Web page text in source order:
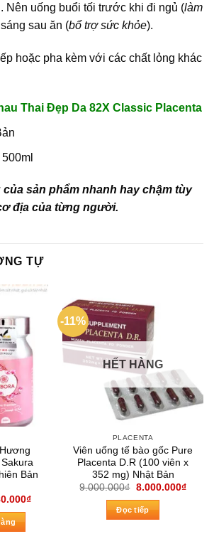
Nên uống buổi tối trước khi đi ngủ (làm
sau ăn (bổ trợ sức khỏe).
hoặc pha kèm với các chất lỏng khác
Thai Đẹp Da 82X Classic Placenta
sản phẩm nhanh hay chậm tùy
địa của từng người.
TỰ
Bản
₫Giá
-11%
HẾT HÀNG
PLACENTA
Viên uống tế bào gốc Pure
Placenta D.R (100 viên x
352 mg) Nhật Bản
9.000.000₫ Giá
là:
9.000.000₫.
8.000.000₫Giá
Đọc tiếp